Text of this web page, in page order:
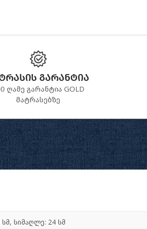
გარანტია
ღამე გარანტია GOLD
მატრასებზე
სიმაღლე: 24 სმ